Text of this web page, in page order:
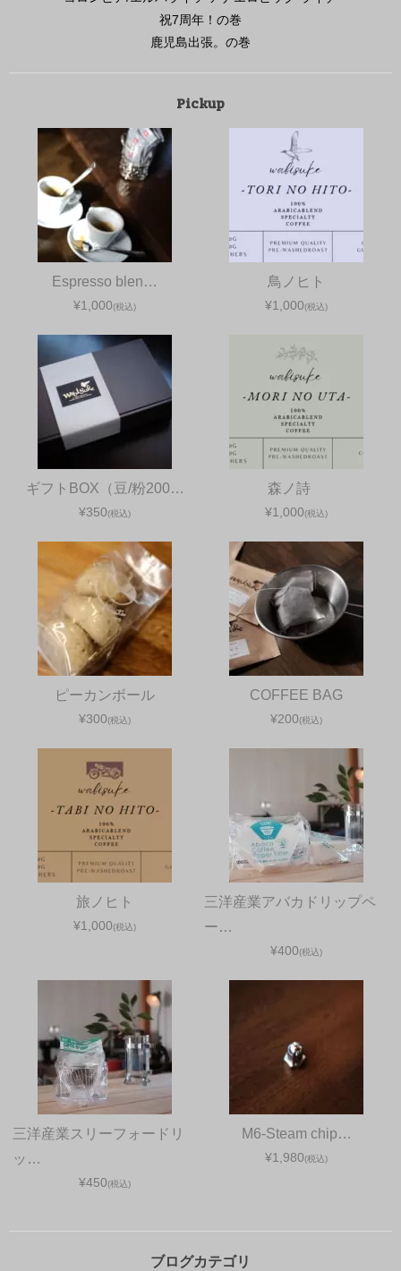
祝7周年！の巻
鹿児島出張。の巻
Pickup
Espresso blen…
¥1,000(税込)
鳥ノヒト
¥1,000(税込)
ギフトBOX（豆/粉200…
¥350(税込)
森ノ詩
¥1,000(税込)
ピーカンボール
¥300(税込)
COFFEE BAG
¥200(税込)
旅ノヒト
¥1,000(税込)
三洋産業アバカドリップペ
ー…
¥400(税込)
三洋産業スリーフォードリ
ッ…
¥450(税込)
M6-Steam chip…
¥1,980(税込)
ブログカテゴリ